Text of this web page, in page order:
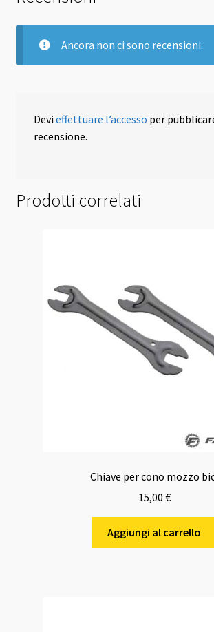
Ancora non ci sono recensioni.
Devieffettuare l’accesso per
recensione.
Prodotti correlati
Chiave per cono mozzo
15,00 €
Aggiungi al carrello